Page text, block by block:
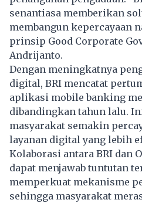
senantiasa memberikan
membangun kepercayaan
prinsip Good Corporate
Andrijanto.
Dengan meningkatnya
digital, BRI mencatat
aplikasi mobile banking
dibandingkan tahun lalu.
masyarakat semakin
layanan digital yang lebih
Kolaborasi antara BRI dan
dapat menjawab tuntutan
memperkuat mekanisme
sehingga masyarakat